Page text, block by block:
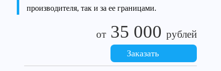
производителя, так и за ее границами.
от 35 000 рублей
Заказать